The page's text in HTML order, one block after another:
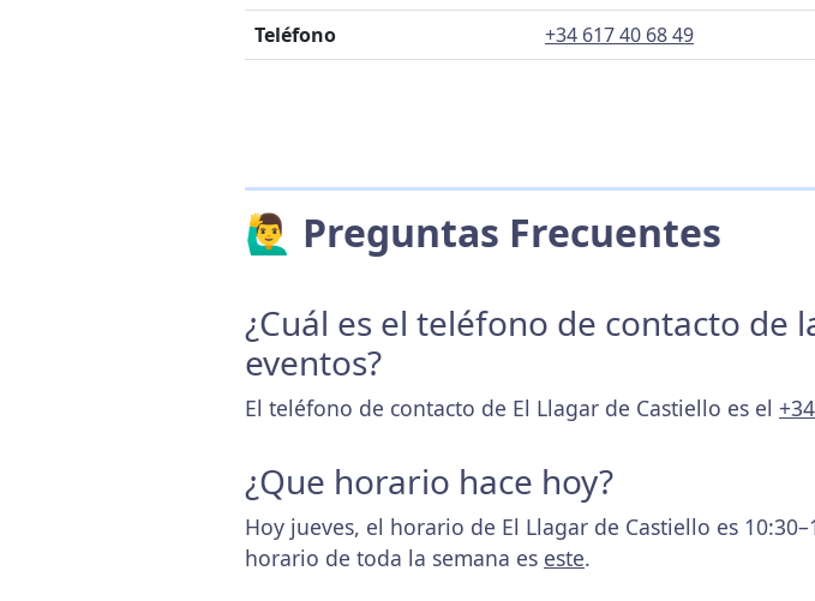
Teléfono
+34 617 40 68 49
🙋‍♂️ Preguntas Frecuentes
¿Cuál es el teléfono de contacto de
eventos?
El teléfono de contacto de El Llagar de Castiello es el
¿Que horario hace hoy?
Hoy jueves, el horario de El Llagar de Castiello es
horario de toda la semana es este.